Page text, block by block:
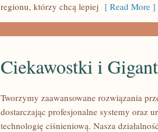
regionu, którzy chcą lepiej [ Read More ]
Ciekawostki i
Tworzymy zaawansowane rozwiązania
dostarczając profesjonalne systemy oraz
technologię ciśnieniową. Nasza